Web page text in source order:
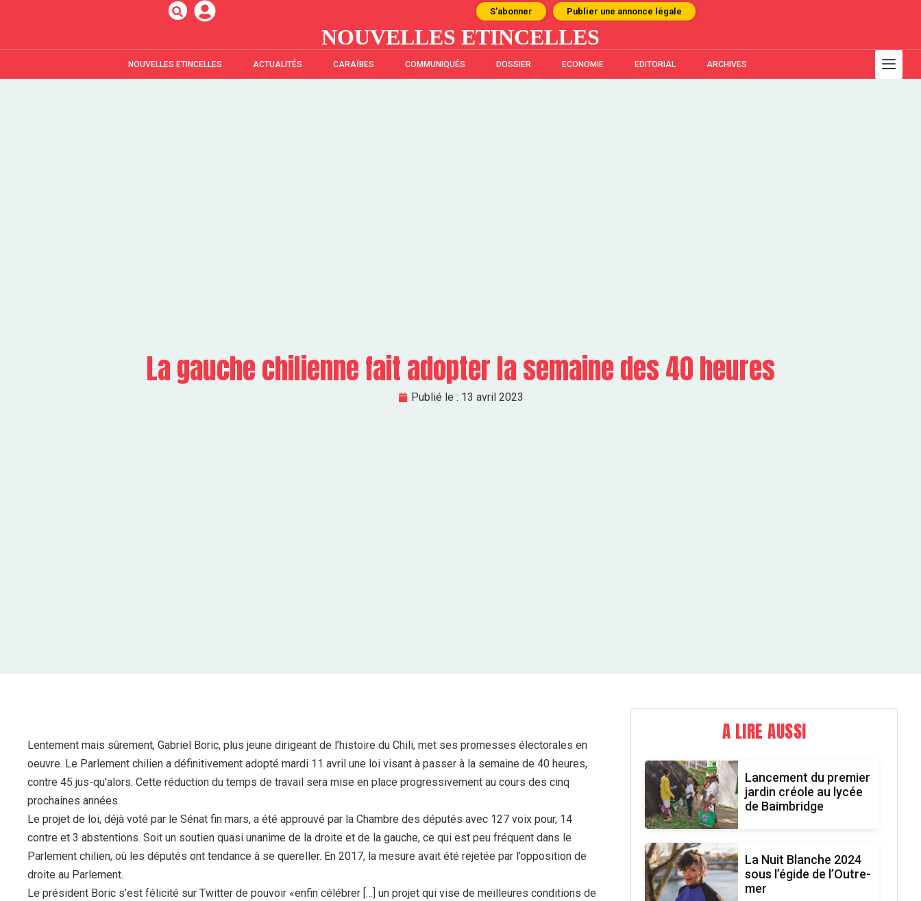
S'abonner Publier une annonce légale
NOUVELLES ETINCELLES
NOUVELLES ETINCELLES ACTUALITÉS CARAÏBES COMMUNIQUÉS DOSSIER ECONOMIE EDITORIAL ARCHIVES
La gauche chilienne fait adopter la semaine des 40 heures
Publié le : 13 avril 2023
Lentement mais sûrement, Gabriel Boric, plus jeune dirigeant de l’histoire du Chili, met ses promesses électorales en
oeuvre. Le Parlement chilien a définitivement adopté mardi 11 avril une loi visant à passer à la semaine de 40 heures,
contre 45 jus-qu’alors. Cette réduction du temps de travail sera mise en place progressivement au cours des cinq
prochaines années.
Le projet de loi, déjà voté par le Sénat fin mars, a été approuvé par la Chambre des députés avec 127 voix pour, 14
contre et 3 abstentions. Soit un soutien quasi unanime de la droite et de la gauche, ce qui est peu fréquent dans le
Parlement chilien, où les députés ont tendance à se quereller. En 2017, la mesure avait été rejetée par l’opposition de
droite au Parlement.
Le président Boric s’est félicité sur Twitter de pouvoir «enfin célébrer […] un projet qui vise de meilleures conditions de
A LIRE AUSSI
Lancement du premier
jardin créole au lycée
de Baimbridge
La Nuit Blanche 2024
sous l’égide de l’Outre-
mer